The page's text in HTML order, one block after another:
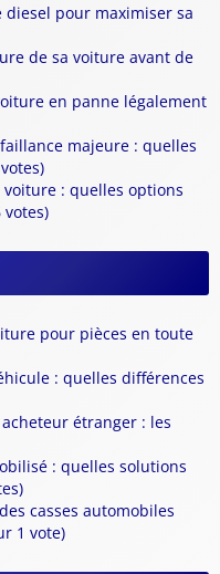
pour maximiser sa
de sa voiture avant de
en panne légalement
majeure : quelles
: quelles options
pour pièces en toute
: quelles différences
étranger : les
: quelles solutions
casses automobiles
1 vote)